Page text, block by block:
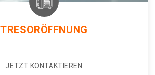
TRESORÖFFNUNG
JETZT KONTAKTIEREN